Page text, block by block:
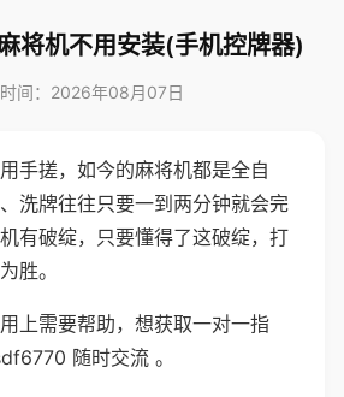
将机不用安装(手机控牌器)
间：2026年08月07日
手搓，如今的麻将机都是全自
洗牌往往只要一到两分钟就会完
有破绽，只要懂得了这破绽，打
胜。
上需要帮助，想获取一对一指
随时交流 。